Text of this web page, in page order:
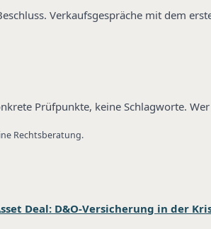
Verkaufsgespräche mit dem
Prüfpunkte, keine Schlagworte.
Rechtsberatung.
Deal: D&O-Versicherung in der